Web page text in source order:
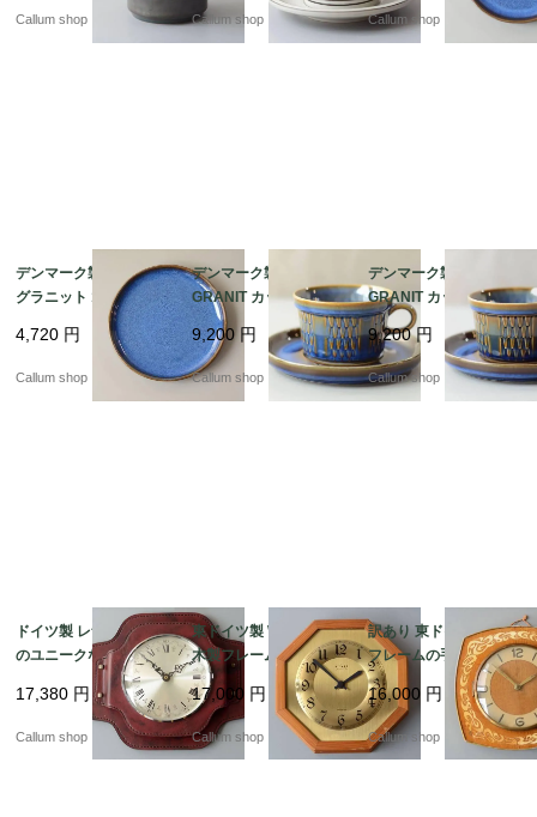
aard 北欧ヴィンテージ
Callum shop
ondahl J.H.Quistgaard
北欧ヴィンテージ アン
Callum shop
貨 ヴィンテージ アンテ
ィーク_it4596
Callum shop
デンマーク製 SOHOLM
グラニット 18cm プレ
ート お皿 スーホルム G
RANIT 北欧食器 北欧雑
貨 ヴィンテージ アンテ
4,720 円
Callum shop
デンマーク製 SOHOLM
GRANIT カップ＆ソー
サー スーホルム グラニ
ット 北欧食器 北欧雑貨
ヴィンテージ アンティ
9,200円
Callum shop
デンマーク製 SOHOLM
GRANIT カップ＆ソー
サー スーホルム グラニ
ット 北欧食器 北欧雑貨
ヴィンテージ アンティ
ーク_it4593
9,200円
Callum shop
ドイツ製 レザータッチ
のユニークなフレーム
壁時計 壁掛け時計 アン
ティーク ヴィンテージ
_260724 ic0133
17,380 円
Callum shop
東ドイツ製 WEIMAR
木製フレームｘ真鍮盤
壁時計 ウッドｘブラス
クロック 壁掛け時計 ヴ
ィンテージ_260724 ic
0131
17,000 円
Callum shop
訳あり 東ドイツ製 木製
フレームの手巻き 壁時
計 吊り下げ式 ウッド
クロック 壁掛け時計 ヴ
ィンテージ_260724 ic
0130
16,000 円
Callum shop